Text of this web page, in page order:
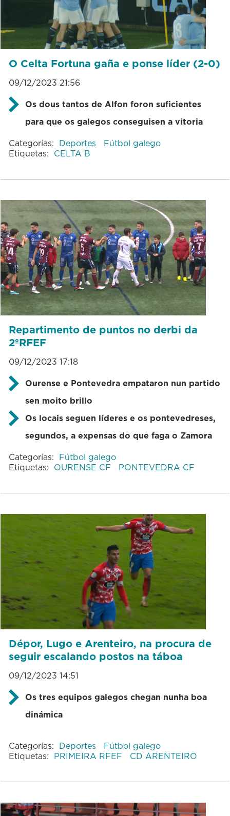
O Celta Fortuna gaña e ponse líder (2-0)
09/12/2023 21:56
Os dous tantos de Alfon foron suficientes
para que os galegos conseguisen a vitoria
Categorías: Deportes
Fútbol galego
Etiquetas: CELTA B
Repartimento de puntos no derbi da
2ºRFEF
09/12/2023 17:18
Ourense e Pontevedra empataron nun partido
sen moito brillo
Os locais seguen líderes e os pontevedreses,
segundos, a expensas do que faga o Zamora
Categorías: Fútbol galego
Etiquetas: OURENSE CF PONTEVEDRA CF
Dépor, Lugo e Arenteiro, na procura de
seguir escalando postos na táboa
09/12/2023 14:51
Os tres equipos galegos chegan nunha boa
dinámica
Categorías: Deportes
Fútbol galego
Etiquetas: PRIMEIRA RFEF CD ARENTEIRO